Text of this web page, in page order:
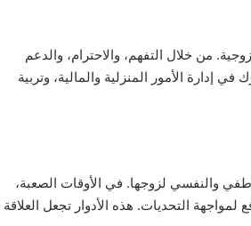
من خلال التفهم، والاحترام، والدعم
إدارة الأمور المنزلية والمالية، وتربية
والنفسي لزوجها. في الأوقات الصعبة،
التحديات. هذه الأدوار تجعل العلاقة